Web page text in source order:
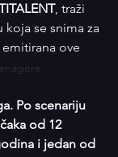
, traži
se snima za
ove
Po scenariju
od 12
i jedan od